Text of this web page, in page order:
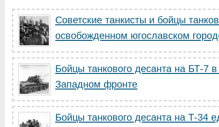
Советские танкисты и бойцы
освобожденном югославском
Бойцы танкового десанта на БТ-7
Западном фронте
Бойцы танкового десанта на Т-34